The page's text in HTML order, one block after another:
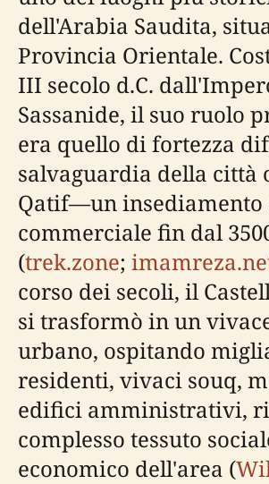
dell'Arabia Saudita,
Provincia Orientale.
III secolo d.C.
Sassanide, il suo ruolo
era quello di fortezza
salvaguardia della città
Qatif—un insediamento
commerciale fin dal
(trek.zone;
corso dei secoli, il
si trasformò in un
urbano, ospitando
residenti, vivaci souq,
edifici amministrativi,
complesso tessuto
economico dell'area (